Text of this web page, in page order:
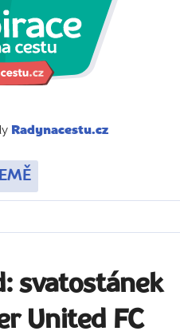
Radynacestu.cz
svatostánek
United FC